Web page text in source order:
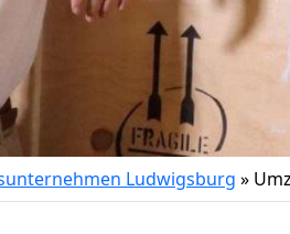
Ludwigsburg »